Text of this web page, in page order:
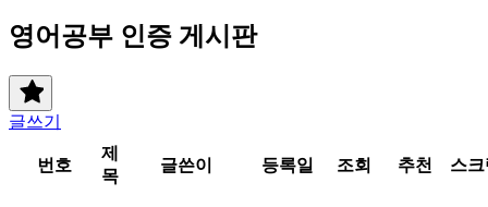
영어공부 인증 게시판
글쓰기
번호
제
목
글쓴이 등록일 조회 추천 스